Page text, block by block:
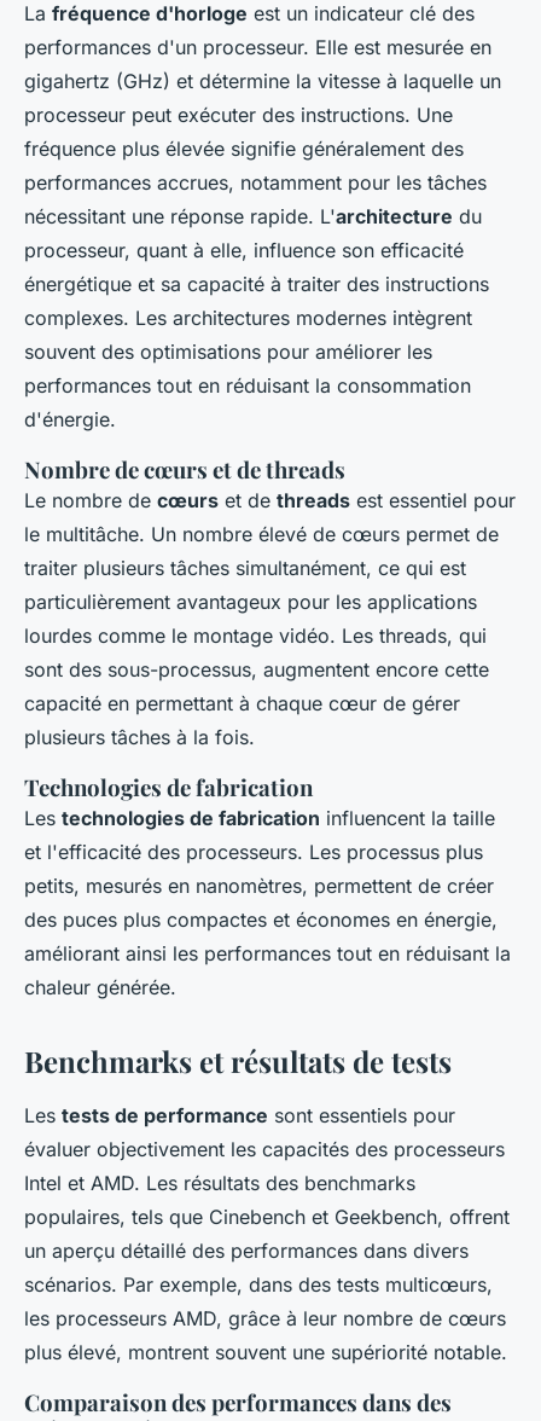
La fréquence d'horloge est un indicateur clé des
performances d'un processeur. Elle est mesurée en
gigahertz (GHz) et détermine la vitesse à laquelle un
processeur peut exécuter des instructions. Une
fréquence plus élevée signifie généralement des
performances accrues, notamment pour les tâches
nécessitant une réponse rapide. L'architecture du
processeur, quant à elle, influence son efficacité
énergétique et sa capacité à traiter des instructions
complexes. Les architectures modernes intègrent
souvent des optimisations pour améliorer les
performances tout en réduisant la consommation
d'énergie.
Nombre de cœurs et de threads
Le nombre de cœurs et de threads est essentiel pour
le multitâche. Un nombre élevé de cœurs permet de
traiter plusieurs tâches simultanément, ce qui est
particulièrement avantageux pour les applications
lourdes comme le montage vidéo. Les threads, qui
sont des sous-processus, augmentent encore cette
capacité en permettant à chaque cœur de gérer
plusieurs tâches à la fois.
Technologies de fabrication
Les technologies de fabrication influencent la taille
et l'efficacité des processeurs. Les processus plus
petits, mesurés en nanomètres, permettent de créer
des puces plus compactes et économes en énergie,
améliorant ainsi les performances tout en réduisant la
chaleur générée.
Benchmarks et résultats de tests
Les tests de performance sont essentiels pour
évaluer objectivement les capacités des processeurs
Intel et AMD. Les résultats des benchmarks
populaires, tels que Cinebench et Geekbench, offrent
un aperçu détaillé des performances dans divers
scénarios. Par exemple, dans des tests multicœurs,
les processeurs AMD, grâce à leur nombre de cœurs
plus élevé, montrent souvent une supériorité notable.
Comparaison des performances dans des